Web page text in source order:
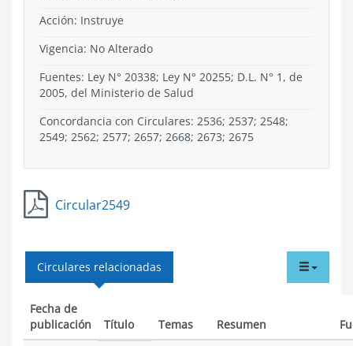
Acción: Instruye
Vigencia: No Alterado
Fuentes: Ley N° 20338; Ley N° 20255; D.L. N° 1, de
2005, del Ministerio de Salud
Concordancia con Circulares: 2536; 2537; 2548;
2549; 2562; 2577; 2657; 2668; 2673; 2675
Circular2549
menu
Circulares relacionadas
Fecha de
publicación
Título Temas Resumen